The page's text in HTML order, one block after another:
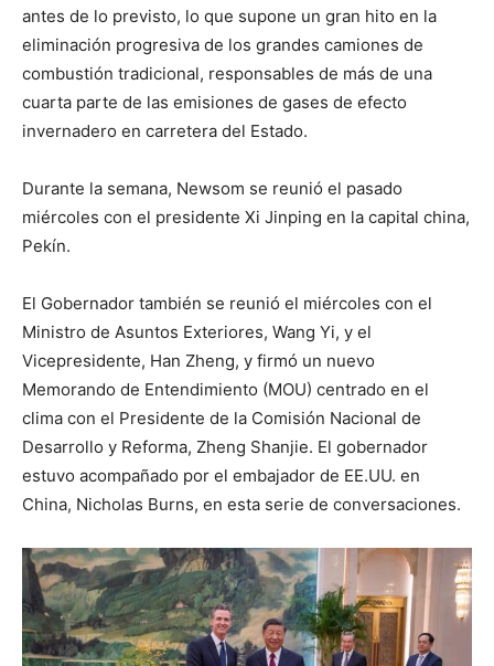
antes de lo previsto, lo que supone un gran hito en la
eliminación progresiva de los grandes camiones de
combustión tradicional, responsables de más de una
cuarta parte de las emisiones de gases de efecto
invernadero en carretera del Estado.
Durante la semana, Newsom se reunió el pasado
miércoles con el presidente Xi Jinping en la capital china,
Pekín.
El Gobernador también se reunió el miércoles con el
Ministro de Asuntos Exteriores, Wang Yi, y el
Vicepresidente, Han Zheng, y firmó un nuevo
Memorando de Entendimiento (MOU) centrado en el
clima con el Presidente de la Comisión Nacional de
Desarrollo y Reforma, Zheng Shanjie. El gobernador
estuvo acompañado por el embajador de EE.UU. en
China, Nicholas Burns, en esta serie de conversaciones.